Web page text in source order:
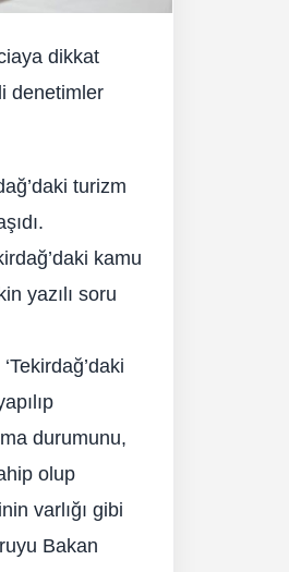
dikkat
denetimler
turizm
kamu
yazılı soru
durumunu,
olup
varlığı gibi
Bakan